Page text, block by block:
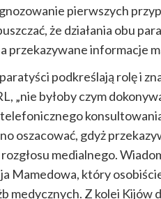
pierwszych
że działania obu
przekazywane informacje
podkreślają rolę i
„nie byłoby czym
oszacować, gdyż
medialnego.
Mamedowa, który
medycznych. Z kolei Kijów